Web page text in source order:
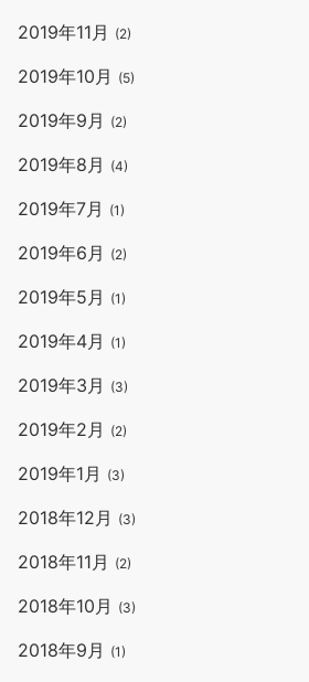
2019年11月 (2)
2019年10月 (5)
2019年9月 (2)
2019年8月 (4)
2019年7月 (1)
2019年6月 (2)
2019年5月 (1)
2019年4月 (1)
2019年3月 (3)
2019年2月 (2)
2019年1月 (3)
2018年12月 (3)
2018年11月 (2)
2018年10月 (3)
2018年9月 (1)